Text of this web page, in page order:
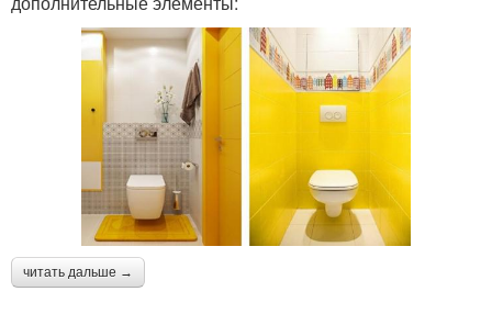
читать дальше →